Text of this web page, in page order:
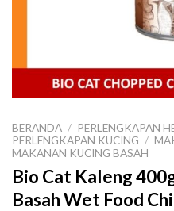
BERANDA / PERLENGKAPAN
PERLENGKAPAN KUCING /
MAKANAN KUCING BASAH
Bio Cat Kaleng
Basah Wet Food